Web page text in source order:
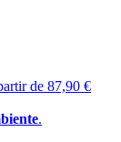
de 87,90 €
.